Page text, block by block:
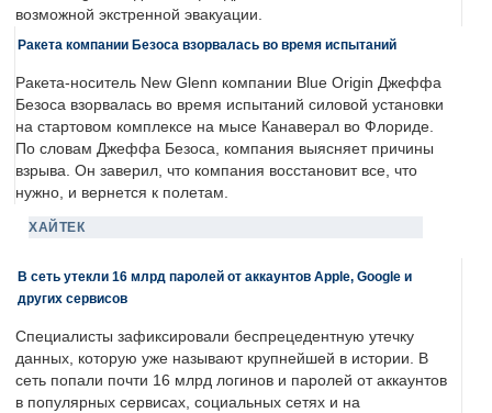
возможной экстренной эвакуации.
Ракета компании Безоса взорвалась во время испытаний
Ракета-носитель New Glenn компании Blue Origin Джеффа
Безоса взорвалась во время испытаний силовой установки
на стартовом комплексе на мысе Канаверал во Флориде.
По словам Джеффа Безоса, компания выясняет причины
взрыва. Он заверил, что компания восстановит все, что
нужно, и вернется к полетам.
ХАЙТЕК
В сеть утекли 16 млрд паролей от аккаунтов Apple, Google и
других сервисов
Специалисты зафиксировали беспрецедентную утечку
данных, которую уже называют крупнейшей в истории. В
сеть попали почти 16 млрд логинов и паролей от аккаунтов
в популярных сервисах, социальных сетях и на